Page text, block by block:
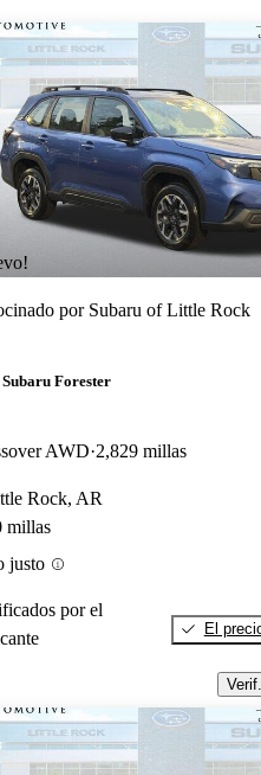
por Subaru of Little Rock
Forester
AWD 2,829 millas
Rock, AR
millas
justo
por el
El